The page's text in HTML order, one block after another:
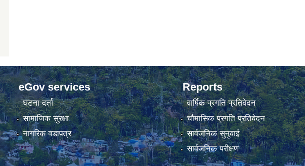
eGov services
घटना दर्ता
सामाजिक सुरक्षा
नागरिक वडापत्र
Reports
वार्षिक प्रगति प्रतिवेदन
चौमासिक प्रगति प्रतिवेदन
सार्वजनिक सुनुवाई
सार्वजनिक परीक्षण